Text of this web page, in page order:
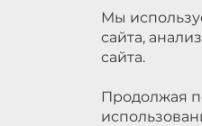
Мы
сайта,
сайта.
Продолжая